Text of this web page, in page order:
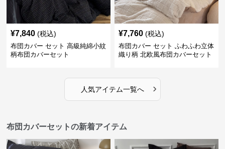
¥7,840 (税込)
布団カバー セット 高級純綿小紋
柄布団カバーセット
¥7,760 (税込)
布団カバー セット ふわふわ立体
織り柄 北欧風布団カバーセット
人気アイテム一覧へ ›
布団カバーセットの新着アイテム